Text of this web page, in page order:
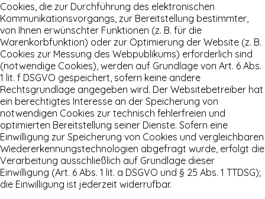
Cookies, die zur Durchführung des elektronischen
Kommunikationsvorgangs, zur Bereitstellung bestimmter,
von Ihnen erwünschter Funktionen (z. B. für die
Warenkorbfunktion) oder zur Optimierung der Website (z. B.
Cookies zur Messung des Webpublikums) erforderlich sind
(notwendige Cookies), werden auf Grundlage von Art. 6 Abs.
1 lit. f DSGVO gespeichert, sofern keine andere
Rechtsgrundlage angegeben wird. Der Websitebetreiber hat
ein berechtigtes Interesse an der Speicherung von
notwendigen Cookies zur technisch fehlerfreien und
optimierten Bereitstellung seiner Dienste. Sofern eine
Einwilligung zur Speicherung von Cookies und vergleichbaren
Wiedererkennungstechnologien abgefragt wurde, erfolgt die
Verarbeitung ausschließlich auf Grundlage dieser
Einwilligung (Art. 6 Abs. 1 lit. a DSGVO und § 25 Abs. 1 TTDSG);
die Einwilligung ist jederzeit widerrufbar.